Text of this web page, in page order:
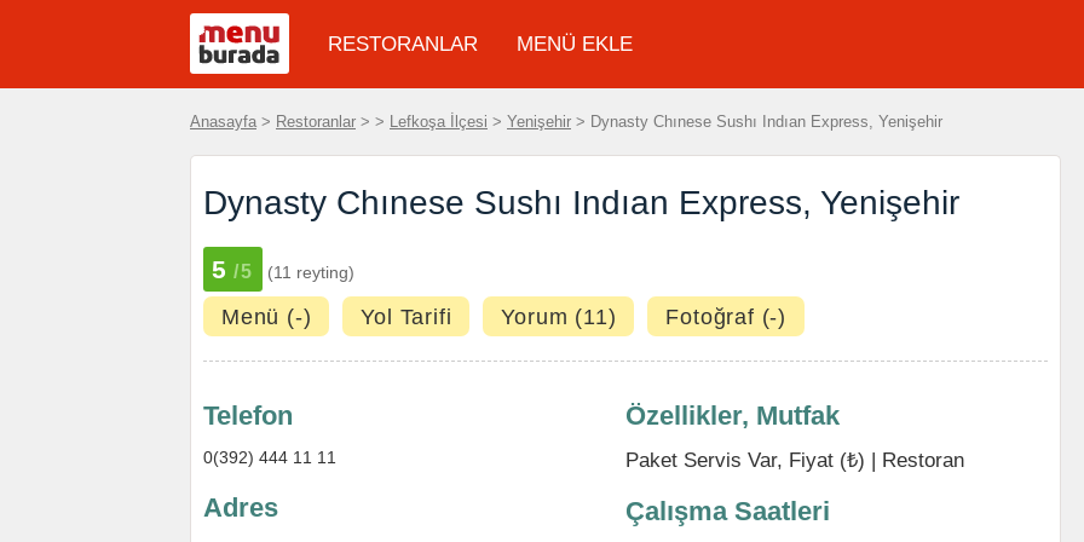
RESTORANLAR MENÜ EKLE
Anasayfa > Restoranlar > > Lefkoşa İlçesi > Yenişehir > Dynasty Chınese Sushı Indıan Express, Yenişehir
Dynasty Chınese Sushı Indıan Express, Yenişehir
5 /5 (11 reyting)
Menü (-) Yol Tarifi Yorum (11) Fotoğraf (-)
Telefon
0(392) 444 11 11
Adres
Özellikler, Mutfak
Paket Servis Var, Fiyat (₺) | Restoran
Çalışma Saatleri